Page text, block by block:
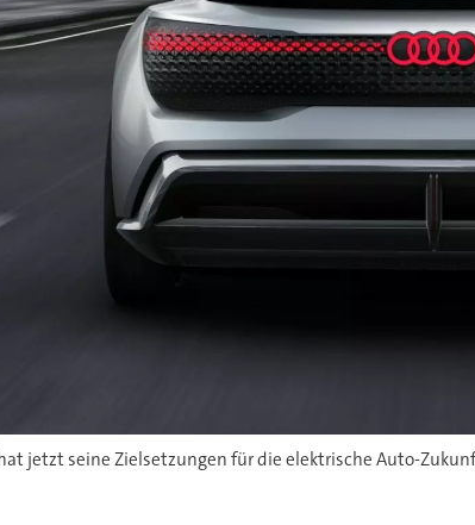
jetzt seine Zielsetzungen für die elektrische Auto-